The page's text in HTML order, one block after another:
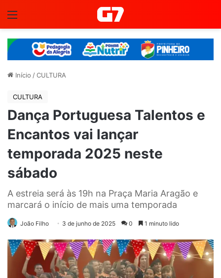
Início /CULTURA
CULTURA
Dança Portuguesa Talentos e
Encantos vai lançar
temporada 2025 neste
sábado
A estreia será às 19h na Praça Maria Aragão e
marcará o início de mais uma temporada
João Filho 3 de junho de 2025 0 1 minuto lido